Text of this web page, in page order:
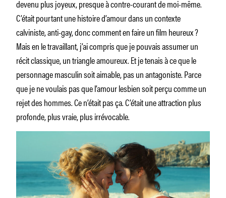
devenu plus joyeux, presque à contre-courant de moi-même.
C’était pourtant une histoire d’amour dans un contexte
calviniste, anti-gay, donc comment en faire un film heureux ?
Mais en le travaillant, j’ai compris que je pouvais assumer un
récit classique, un triangle amoureux. Et je tenais à ce que le
personnage masculin soit aimable, pas un antagoniste. Parce
que je ne voulais pas que l’amour lesbien soit perçu comme un
rejet des hommes. Ce n’était pas ça. C’était une attraction plus
profonde, plus vraie, plus irrévocable.